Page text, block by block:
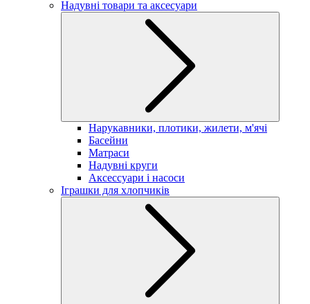
Надувні товари та аксесуари
Нарукавники, плотики, жилети, м'ячі
Басейни
Матраси
Надувні круги
Аксессуари і насоси
Іграшки для хлопчиків